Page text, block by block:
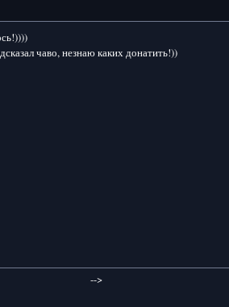
чаво, незнаю каких донатить!))
-->